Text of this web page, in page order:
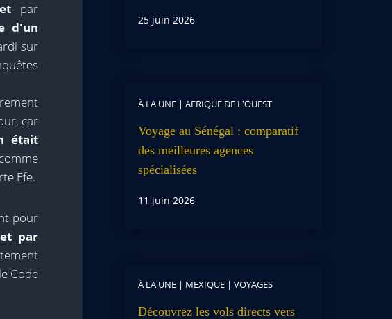
par
d'un
sur
car
était
Efe.
pour
par
Code
25 juin 2026
À LA UNE| AFRIQUE DE L'OUEST
Voyage au Sénégal : comparatif
des meilleures agences
spécialisées
11 juin 2026
À LA UNE| MEXIQUE| VOYAGES
Découvrez les vols directs vers